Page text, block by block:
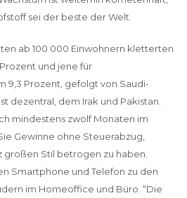
sei der beste der Welt.
ab 100 000 Einwohnern kletterten
und jene für
9,3 Prozent, gefolgt von Saudi-
dezentral, dem Irak und Pakistan.
mindestens zwölf Monaten im
Gewinne ohne Steuerabzug,
Stil betrogen zu haben.
Smartphone und Telefon zu den
im Homeoffice und Büro. “Die